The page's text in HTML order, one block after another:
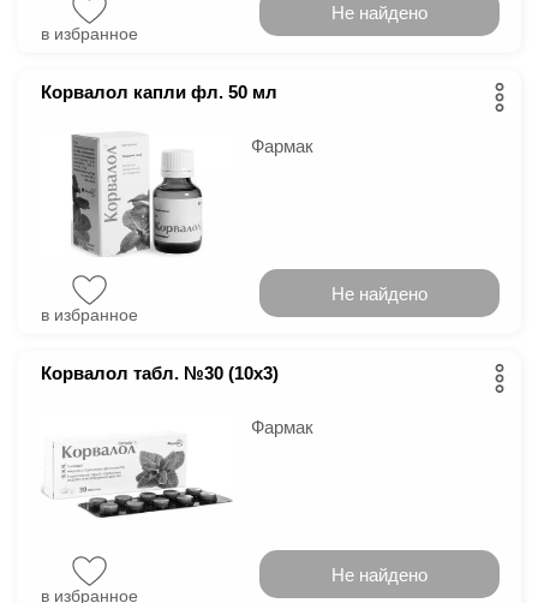
в избранное
Не найдено
Корвалол капли фл. 50 мл
Фармак
в избранное
Не найдено
Корвалол табл. №30 (10х3)
Фармак
в избранное
Не найдено